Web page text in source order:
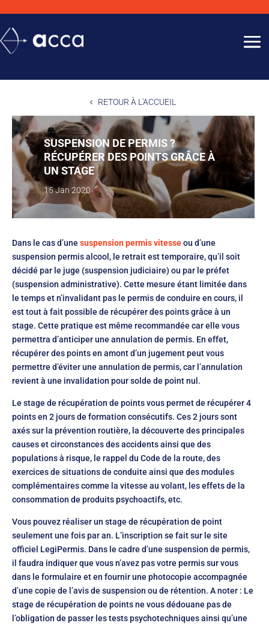
RETOUR À L'ACCUEIL
SUSPENSION DE PERMIS ?
RÉCUPÉRER DES POINTS GRÂCE À
UN STAGE
15 Jan 2020
Dans le cas d’une suspension permis vitesseou d’une
suspension permis alcool, le retrait est temporaire, qu’il soit
décidé par le juge (suspension judiciaire) ou par le préfet
(suspension administrative). Cette mesure étant limitée dans
le temps et n’invalidant pas le permis de conduire en cours, il
est tout à fait possible de récupérer des points grâce à un
stage. Cette pratique est même recommandée car elle vous
permettra d’anticiper une annulation de permis. En effet,
récupérer des points en amont d’un jugement peut vous
permettre d’éviter une annulation de permis, car l’annulation
revient à une invalidation pour solde de point nul.
Le stage de récupération de points vous permet de récupérer 4
points en 2 jours de formation consécutifs. Ces 2 jours sont
axés sur la prévention routière, la découverte des principales
causes et circonstances des accidents ainsi que des
populations à risque, le rappel du Code de la route, des
exercices de situations de conduite ainsi que des modules
complémentaires comme la vitesse au volant, les effets de la
consommation de produits psychoactifs, etc.
Vous pouvez réaliser un stage de récupération de point
seulement une fois par an. L’inscription se fait sur le site
officiel LegiPermis. Dans le cadre d’une suspension de permis,
il faudra indiquer que vous n’avez pas votre permis sur vous
dans le formulaire et en fournir une photocopie accompagnée
d’une copie de l’avis de suspension ou de rétention. A noter : Le
stage de récupération de points ne vous dédouane pas de
l’obligation de passer les tests psychotechniques ainsi qu’une